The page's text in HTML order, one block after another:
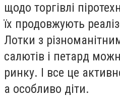
щодо торгівлі
їх продовжують
Лотки з
салютів і петард
ринку. І все це
а особливо діти.